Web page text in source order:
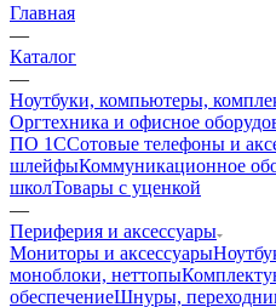
Главная
—
Каталог
—
Ноутбуки, компьютеры,
Оргтехника и офисное
ПО 1ССотовые телефоны и
шлейфыКоммуникационное
школТовары с уценкой
—
Периферия и аксессуары
Мониторы и аксессуары
моноблоки, неттопы
обеспечениеШнуры,